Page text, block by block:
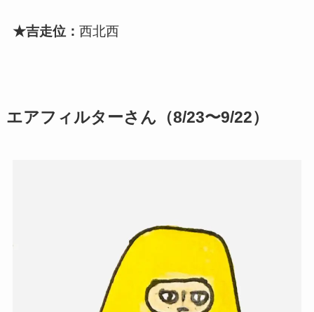
★吉走位： 西北西
エアフィルターさん（8/23〜9/22）